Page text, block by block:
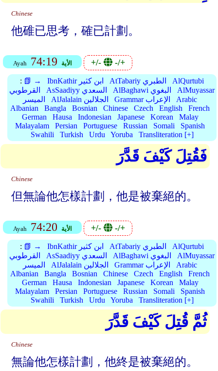
Chinese
他碓已思考，確已計劃。
Ayah 74:19 الأية +/- -/+
: 📗 → IbnKathir ابن كثير AtTabariy الطبري
AlQurtubi
القرطوبي
AsSaadiyy السعدي AlBaghawi البغوي
AlMuyassar
الميسر
AlJalalain الجلالين Grammar الإعراب
Arabic
Albanian
Bangla Bosnian Chinese Czech English
French
German
Hausa Indonesian Japanese Korean
Malay
Malayalam
Persian Portuguese Russian Somali
Spanish
Swahili
Turkish Urdu Yoruba Transliteration [+]
فَقُتِلَ كَيْفَ قَدَّرَ
Chinese
但無論他怎樣計劃，他是被棄絕的。
Ayah 74:20 الأية +/- -/+
: 📗 → IbnKathir ابن كثير AtTabariy الطبري
AlQurtubi
القرطوبي
AsSaadiyy السعدي AlBaghawi البغوي
AlMuyassar
الميسر
AlJalalain الجلالين Grammar الإعراب
Arabic
Albanian
Bangla Bosnian Chinese Czech English
French
German
Hausa Indonesian Japanese Korean
Malay
Malayalam
Persian Portuguese Russian Somali
Spanish
Swahili
Turkish Urdu Yoruba Transliteration [+]
ثُمَّ قُتِلَ كَيْفَ قَدَّرَ
Chinese
無論他怎樣計劃，他終是被棄絕的。